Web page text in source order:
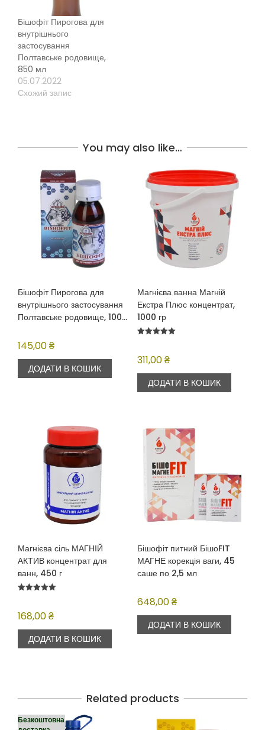
Бішофіт Пирогова для
внутрішнього
застосування
Полтавське родовище,
850 мл
05.07.2022
Схожий запис
You may also like…
Бішофіт Пирогова для
внутрішнього застосування
Полтавське родовище, 100
145,00₴
ДОДАТИ В КОШИК
Магнієва ванна Магній
Екстра Плюс концентрат,
1000 гр
з 5
311,00₴
ДОДАТИ В КОШИК
Магнієва сіль МАГНІЙ
АКТИВ концентрат для
ванн, 450 г
з 5
168,00₴
ДОДАТИ В КОШИК
Бішофіт питний БішоFIT
МАГНЕ корекція ваги, 45
саше по 2,5 мл
648,00₴
ДОДАТИ В КОШИК
Related products
Безкоштовна